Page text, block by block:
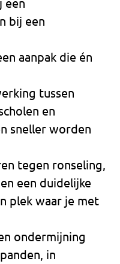
een
bij een
aanpak die én
tussen
en
sneller worden
tegen ronseling,
een duidelijke
plek waar je met
ondermijning
in